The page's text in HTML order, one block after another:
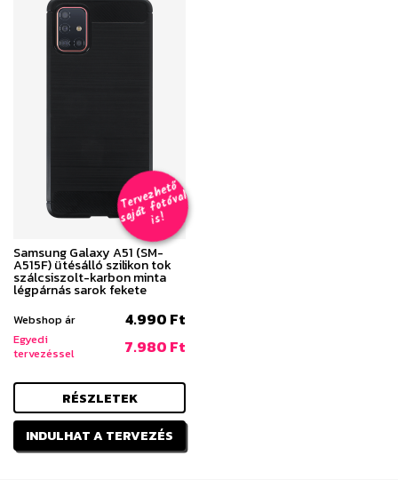
T
er
v
e
z
h
e
t
ő
s
aj
á
t
f
o
t
ó
v
al
i
s
!
Samsung Galaxy A51 (SM-
A515F) ütésálló szilikon tok
szálcsiszolt-karbon minta
légpárnás sarok fekete
Webshop ár 4.990 Ft
Egyedi
tervezéssel
7.980 Ft
RÉSZLETEK
INDULHAT A TERVEZÉS